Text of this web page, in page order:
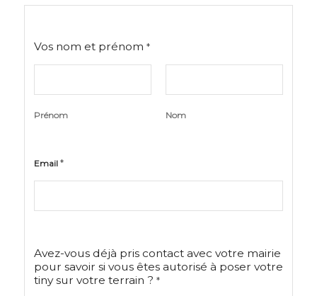
Vos nom et prénom *
Prénom Nom
o
t
?
Email *
Avez-vous déjà pris contact avec votre mairie
pour savoir si vous êtes autorisé à poser votre
tiny sur votre terrain ? *